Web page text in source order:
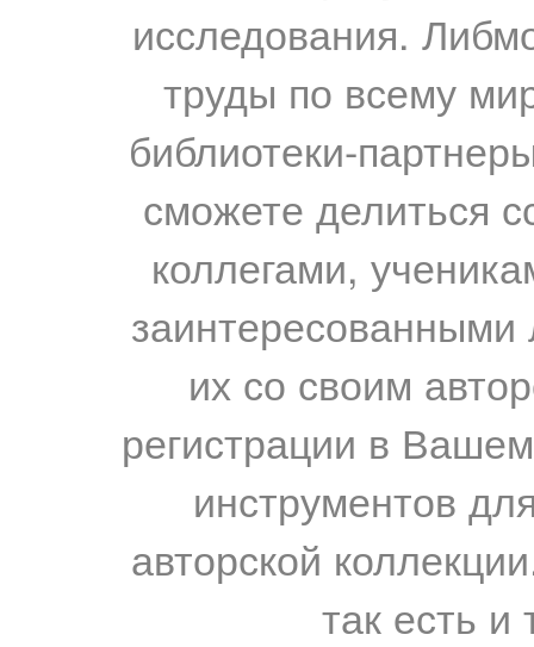
исследования.
труды по всему
библиотеки-
сможете делиться
коллегами,
их со своим
регистрации в
инструментов
авторской
так есть и